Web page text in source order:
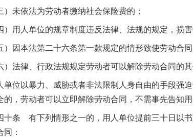
依法为劳动者缴纳社会保险费的；
人单位的规章制度违反法律、法规的规定，损害
本法第二十六条第一款规定的情形致使劳动合同
律、行政法规规定劳动者可以解除劳动合同的其
以暴力、威胁或者非法限制人身自由的手段强迫
的，劳动者可以立即解除劳动合同，不需事先告知用
有下列情形之一的，用人单位提前三十日以书
同：